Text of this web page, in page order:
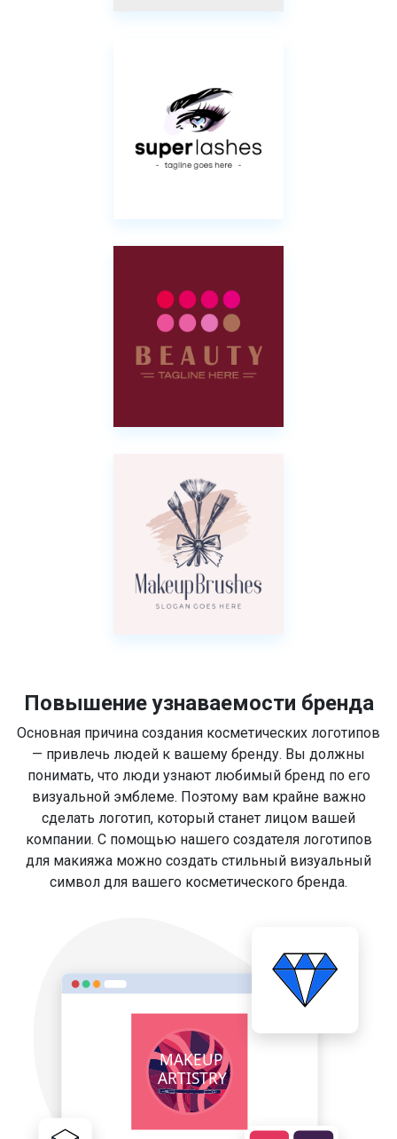
Повышение узнаваемости бренда
Основная причина создания косметических логотипов
— привлечь людей к вашему бренду. Вы должны
понимать, что люди узнают любимый бренд по его
визуальной эмблеме. Поэтому вам крайне важно
сделать логотип, который станет лицом вашей
компании. С помощью нашего создателя логотипов
для макияжа можно создать стильный визуальный
символ для вашего косметического бренда.